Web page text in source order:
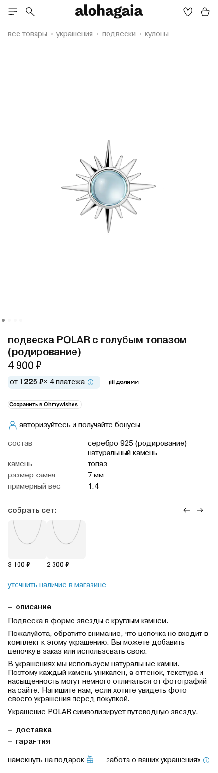
все товары украшения подвески кулоны
подвеска POLAR с голубым топазом
(родирование)
4 900 ₽
от 1225 ₽× 4 платежа
Сохранить в Ohmywishes
авторизуйтесьи получайте бонусы
cостав
серебро 925 (родирование)
натуральный камень
камень
топаз
размер камня
7 мм
примерный вес
1.4
собрать сет:
3 100 ₽ 2 300 ₽
уточнить наличие в магазине
описание
Подвеска в форме звезды с круглым камнем.
Пожалуйста, обратите внимание, что цепочка не входит в
комплект к этому украшению. Вы можете добавить
цепочку в заказ или использовать свою.
В украшениях мы используем натуральные камни.
Поэтому каждый камень уникален, а оттенок, текстура и
насыщенность могут немного отличаться от фотографий
на сайте. Напишите нам, если хотите увидеть фото
своего украшения перед покупкой.
Украшение POLAR символизирует путеводную звезду.
доставка
гарантия
намекнуть на подарок
забота о ваших украшениях